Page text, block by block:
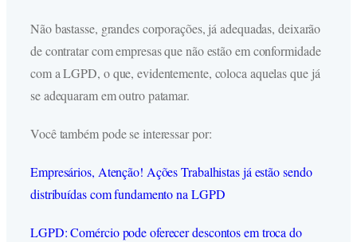
Não bastasse, grandes corporações, já adequadas, deixarão
de contratar com empresas que não estão em conformidade
com a LGPD, o que, evidentemente, coloca aquelas que já
se adequaram em outro patamar.
Você também pode se interessar por:
Empresários, Atenção! Ações Trabalhistas já estão sendo
distribuídas com fundamento na LGPD
LGPD: Comércio pode oferecer descontos em troca do